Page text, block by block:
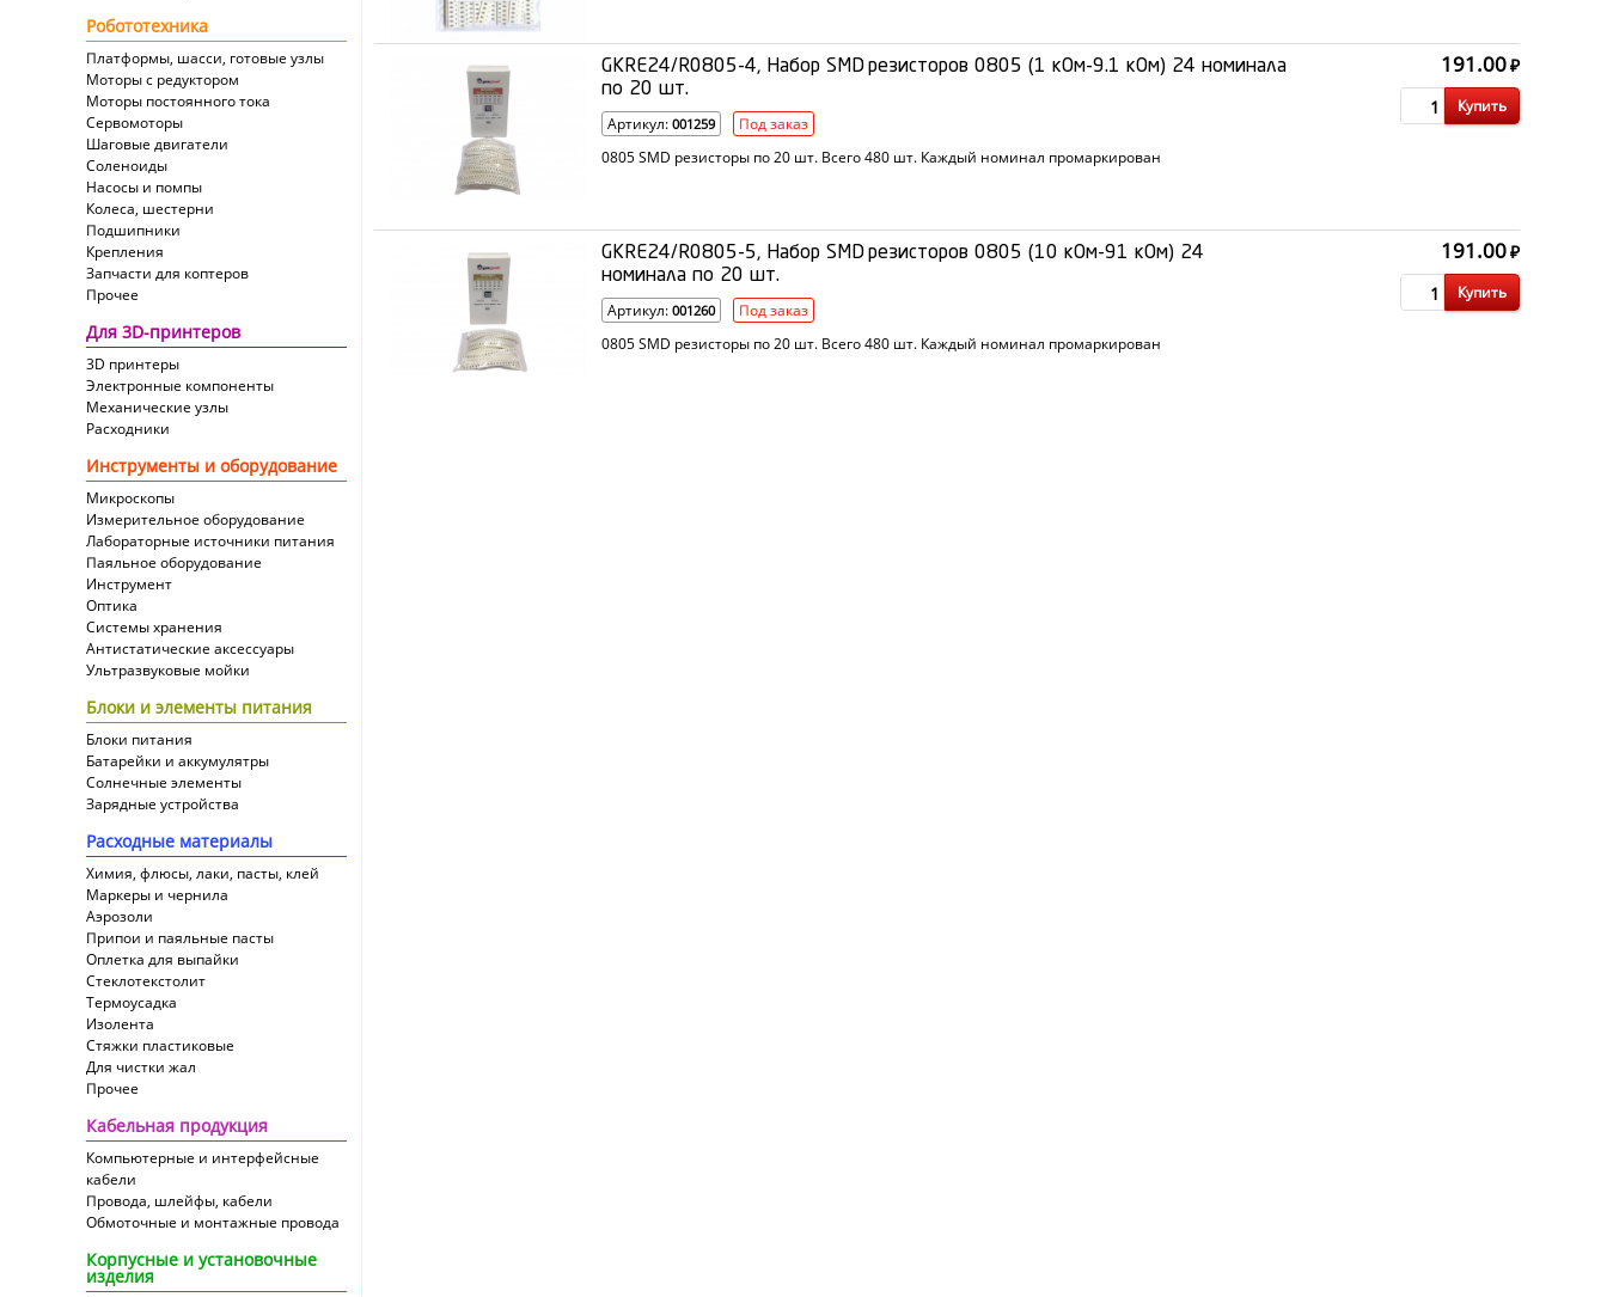
Робототехника
Платформы, шасси, готовые узлы
Моторы с редуктором
Моторы постоянного тока
Сервомоторы
Шаговые двигатели
Соленоиды
Насосы и помпы
Колеса, шестерни
Подшипники
Крепления
Запчасти для коптеров
Прочее
Для 3D-принтеров
3D принтеры
Электронные компоненты
Механические узлы
Расходники
Инструменты и оборудование
Микроскопы
Измерительное оборудование
Лабораторные источники питания
Паяльное оборудование
Инструмент
Оптика
Системы хранения
Антистатические аксессуары
Ультразвуковые мойки
Блоки и элементы питания
Блоки питания
Батарейки и аккумулятры
Солнечные элементы
Зарядные устройства
Расходные материалы
Химия, флюсы, лаки, пасты, клей
Маркеры и чернила
Аэрозоли
Припои и паяльные пасты
Оплетка для выпайки
Cтеклотекстолит
Термоусадка
Изолента
Стяжки пластиковые
Для чистки жал
Прочее
Кабельная продукция
Компьютерные и интерфейсные
кабели
Провода, шлейфы, кабели
Обмоточные и монтажные провода
Корпусные и установочные
изделия
GKRE24/R0805-4, Набор SMD резисторов 0805 (1 кОм-9.1 кОм) 24 номинала
по 20 шт.
Артикул: 001259
Под заказ
0805 SMD резисторы по 20 шт. Всего 480 шт. Каждый номинал промаркирован
191.00₽
Купить
GKRE24/R0805-5, Набор SMD резисторов 0805 (10 кОм-91 кОм) 24
номинала по 20 шт.
Артикул: 001260
Под заказ
0805 SMD резисторы по 20 шт. Всего 480 шт. Каждый номинал промаркирован
191.00₽
Купить